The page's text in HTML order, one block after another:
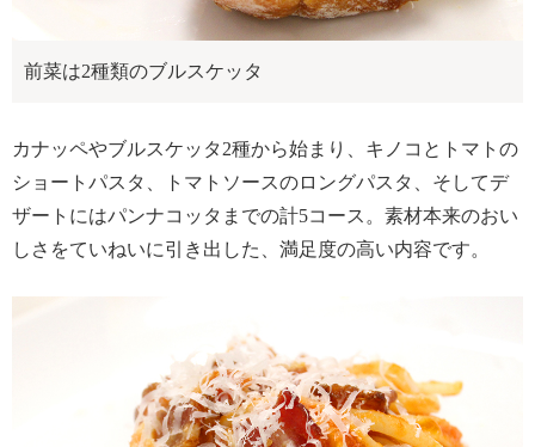
前菜は2種類のブルスケッタ
カナッペやブルスケッタ2種から始まり、キノコとトマトの
ショートパスタ、トマトソースのロングパスタ、そしてデ
ザートにはパンナコッタまでの計5コース。素材本来のおい
しさをていねいに引き出した、満足度の高い内容です。